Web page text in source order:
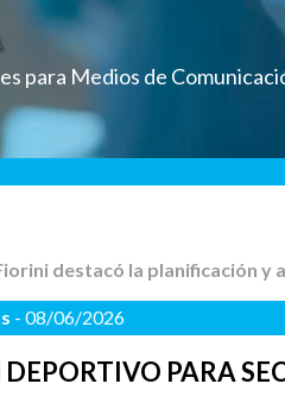
para Medios de
destacó la planificación
- 08/06/2026
PARA